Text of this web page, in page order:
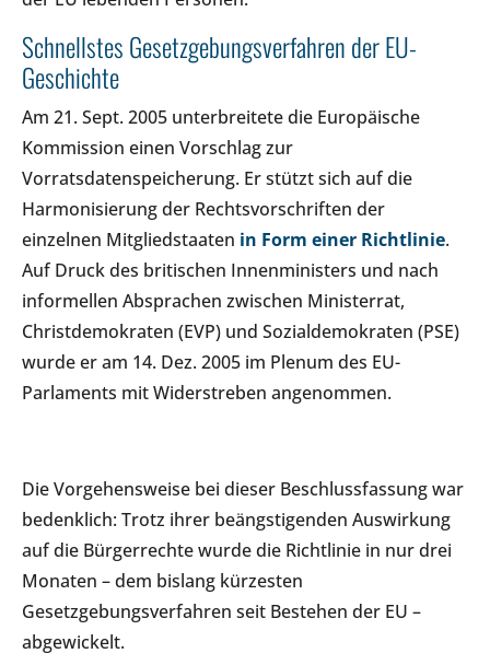
Schnellstes Gesetzgebungsverfahren der EU-
Geschichte
Am 21. Sept. 2005 unterbreitete die Europäische
Kommission einen Vorschlag zur
Vorratsdatenspeicherung. Er stützt sich auf die
Harmonisierung der Rechtsvorschriften der
einzelnen Mitgliedstaaten in Form einer Richtlinie.
Auf Druck des britischen Innenministers und nach
informellen Absprachen zwischen Ministerrat,
Christdemokraten (EVP) und Sozialdemokraten (PSE)
wurde er am 14. Dez. 2005 im Plenum des EU-
Parlaments mit Widerstreben angenommen.
Die Vorgehensweise bei dieser Beschlussfassung war
bedenklich: Trotz ihrer beängstigenden Auswirkung
auf die Bürgerrechte wurde die Richtlinie in nur drei
Monaten – dem bislang kürzesten
Gesetzgebungsverfahren seit Bestehen der EU –
abgewickelt.